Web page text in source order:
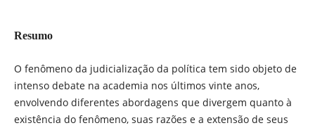
Resumo
O fenômeno da judicialização da política tem sido objeto de
intenso debate na academia nos últimos vinte anos,
envolvendo diferentes abordagens que divergem quanto à
existência do fenômeno, suas razões e a extensão de seus